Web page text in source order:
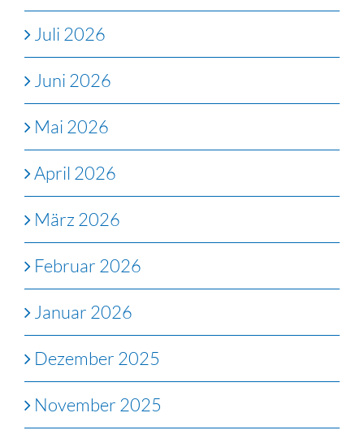
Juli 2026
Juni 2026
Mai 2026
April 2026
März 2026
Februar 2026
Januar 2026
Dezember 2025
November 2025